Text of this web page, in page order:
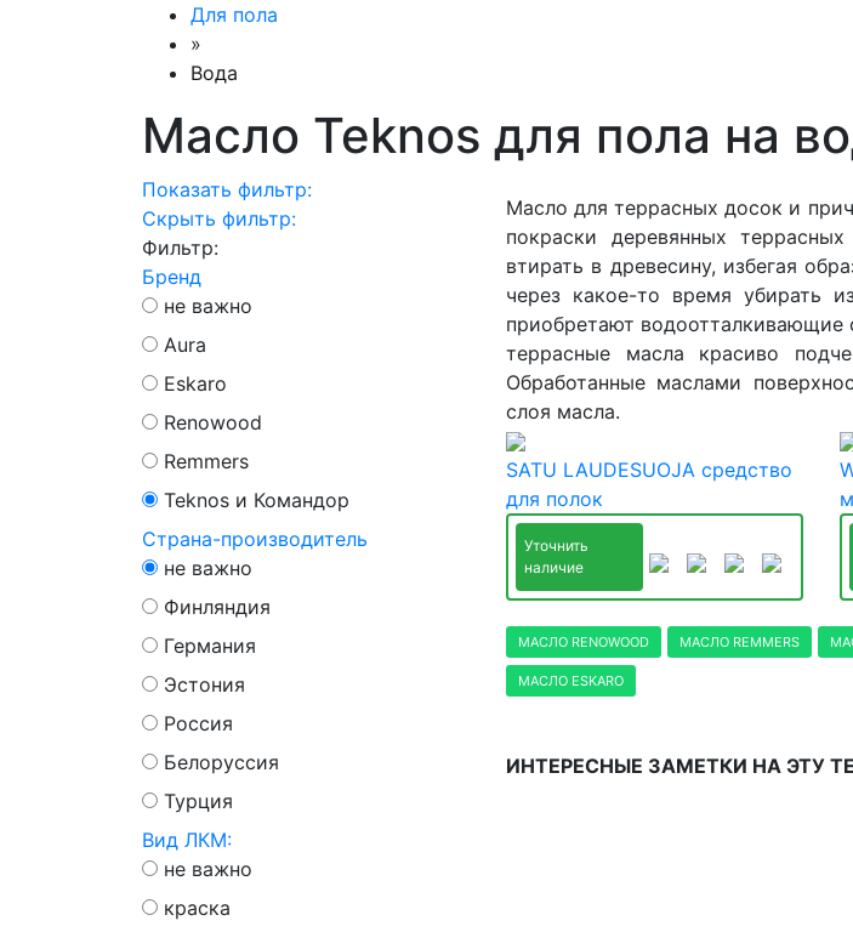
Для пола
»
Вода
Масло Teknos для пола на
Показать фильтр:
Скрыть фильтр:
Фильтр:
Бренд
не важно
Aura
Eskaro
Renowood
Remmers
Teknos и Командор
Страна-производитель
не важно
Финляндия
Германия
Эстония
Россия
Белоруссия
Турция
Вид ЛКМ:
не важно
краска
Масло для террасных досок и
покраски деревянных
втирать в древесину, избегая
через какое-то время убирать
приобретают
террасные масла красиво
Обработанные маслами
слоя масла.
SATU LAUDESUOJA средство
для полок
Уточнить
наличие
МАСЛО RENOWOOD МАСЛО REMMERS
МАСЛО ESKARO
ИНТЕРЕСНЫЕ ЗАМЕТКИ НА ЭТУ